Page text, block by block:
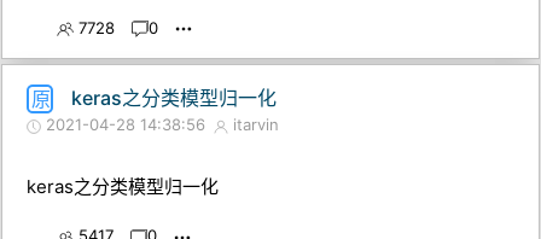
7728 0
原 keras之分类模型归一化
2021-04-28 14:38:56 itarvin
keras之分类模型归一化